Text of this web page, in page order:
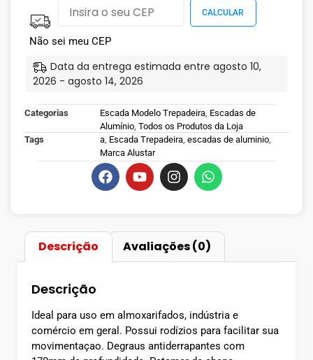
Não sei meu CEP
Data da entrega estimada entre agosto 10,
2026 - agosto 14, 2026
Categorias Escada Modelo Trepadeira Escadas de
Alumínio Todos os Produtos da Loja
Tags
a Escada Trepadeira escadas de aluminio
Marca Alustar
Descrição Avaliações (0)
Descrição
Ideal para uso em almoxarifados, indústria e
comércio em geral. Possui rodízios para facilitar sua
movimentaçao. Degraus antiderrapantes com